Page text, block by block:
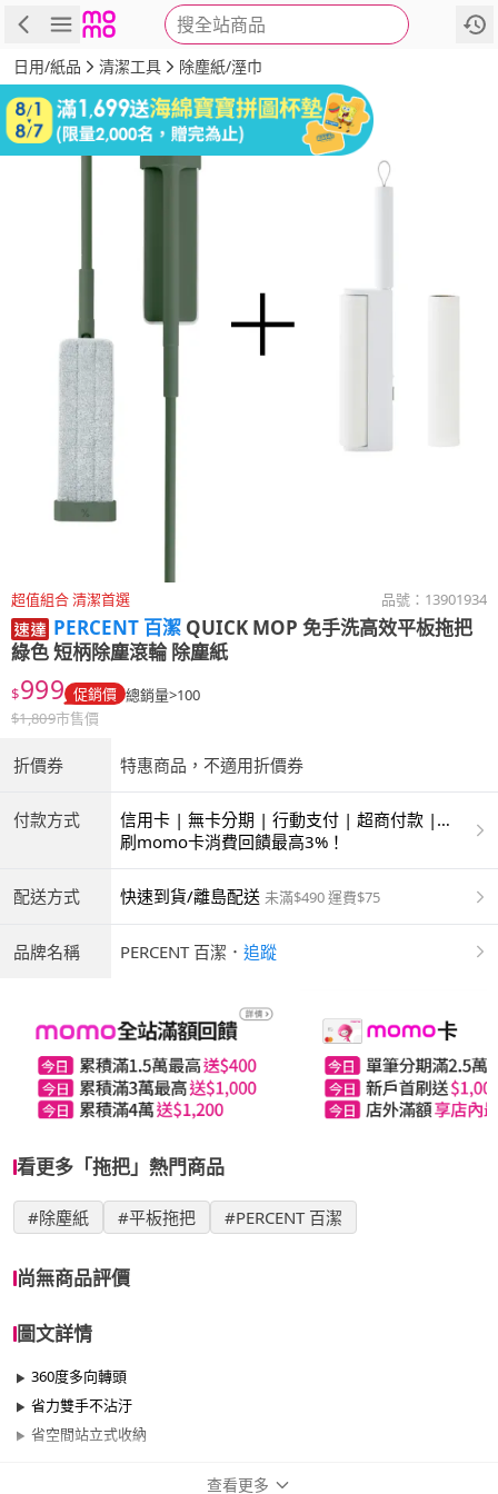
搜全站商品
商品 評價 詳情
日用/紙品 清潔工具 除塵紙/溼巾
超值組合 清潔首選 品號： 13901934
PERCENT 百潔 QUICK MOP 免手洗高效平板拖把
綠色 短柄除塵滾輪 除塵紙
$999 促銷價 總銷量>100
$1,809市售價
折價券 特惠商品，不適用折價券
付款方式
信用卡 | 無卡分期 | 行動支付 | 超商付款 |
ATM | 銀聯卡
刷momo卡消費回饋最高3%！
配送方式 快速到貨/離島配送 未滿$490 運費$75
品牌名稱 PERCENT 百潔 ． 追蹤
看更多「拖把」熱門商品
#除塵紙 #平板拖把 #PERCENT 百潔
尚無商品評價
圖文詳情
360度多向轉頭
省力雙手不沾汙
省空間站立式收納
查看更多